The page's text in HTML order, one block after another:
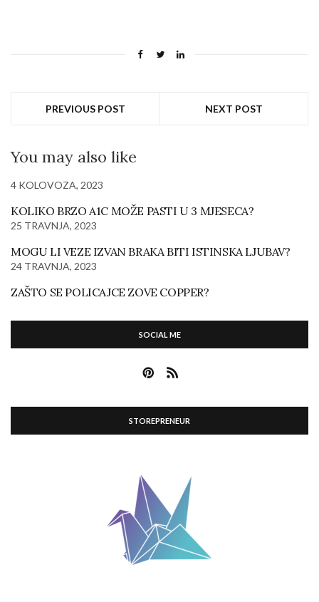
PREVIOUS POST NEXT POST
You may also like
4 KOLOVOZA, 2023
KOLIKO BRZO A1C MOŽE PASTI U 3 MJESECA?
25 TRAVNJA, 2023
MOGU LI VEZE IZVAN BRAKA BITI ISTINSKA LJUBAV?
24 TRAVNJA, 2023
ZAŠTO SE POLICAJCE ZOVE COPPER?
SOCIAL ME
STOREPRENEUR